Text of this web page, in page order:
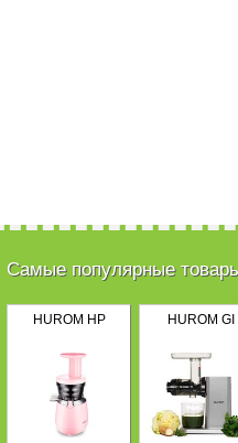
Самые популярные
HUROM HP HUROM GI